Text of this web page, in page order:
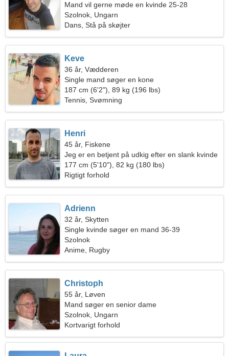
Mand vil gerne møde en kvinde 25-28
Szolnok, Ungarn
Dans, Stå på skøjter
Keve
36 år, Vædderen
Single mand søger en kone
187 cm (6'2"), 89 kg (196 lbs)
Tennis, Svømning
Henri
45 år, Fiskene
Jeg er en betjent på udkig efter en slank kvinde
177 cm (5'10"), 82 kg (180 lbs)
Rigtigt forhold
Adrienn
32 år, Skytten
Single kvinde søger en mand 36-39
Szolnok
Anime, Rugby
Christoph
55 år, Løven
Mand søger en senior dame
Szolnok, Ungarn
Kortvarigt forhold